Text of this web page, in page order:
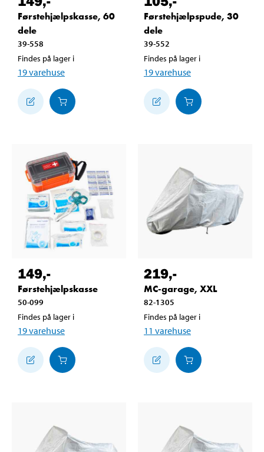
Førstehjælpskasse, 60
dele
39-558
Findes på lager i
19varehuse
Førstehjælpspude, 30
dele
39-552
Findes på lager i
19varehuse
149,-
Førstehjælpskasse
50-099
Findes på lager i
19varehuse
219,-
MC-garage, XXL
82-1305
Findes på lager i
11 varehuse